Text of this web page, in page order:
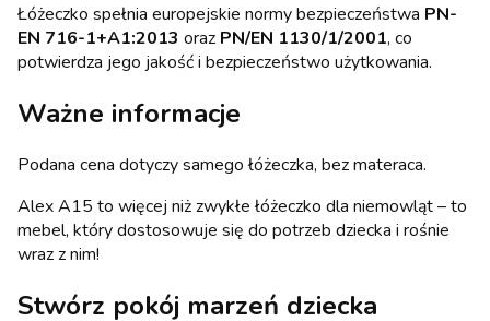
Łóżeczko spełnia europejskie normy bezpieczeństwa PN-
EN 716-1+A1:2013 oraz PN/EN 1130/1/2001, co
potwierdza jego jakość i bezpieczeństwo użytkowania.
Ważne informacje
Podana cena dotyczy samego łóżeczka, bez materaca.
Alex A15 to więcej niż zwykłe łóżeczko dla niemowląt – to
mebel, który dostosowuje się do potrzeb dziecka i rośnie
wraz z nim!
Stwórz pokój marzeń dziecka